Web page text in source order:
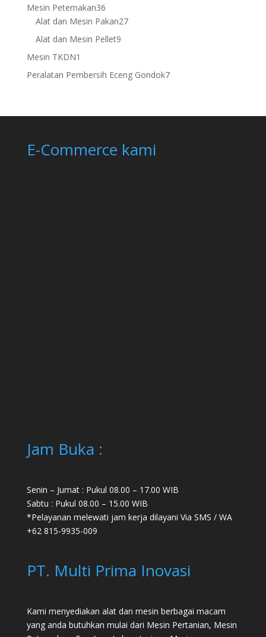
Mesin Peternakan3636
products
Alat dan Mesin Pakan2727
Alat dan Mesin Pellet99
Mesin TKDN1
product
Peralatan Pembersih Eceng Gondok77
E-Commerce kami
Jam Buka :
Senin – Jumat : Pukul 08.00 – 17.00 WIB
Sabtu : Pukul 08.00 – 15.00 WIB
*Pelayanan melewati jam kerja dilayani Via SMS / WA
+62 815-9935-009
PT. Multi Prima Inovasi
Kami menyediakan alat dan mesin berbagai macam
yang anda butuhkan mulai dari Mesin Pertanian, Mesin